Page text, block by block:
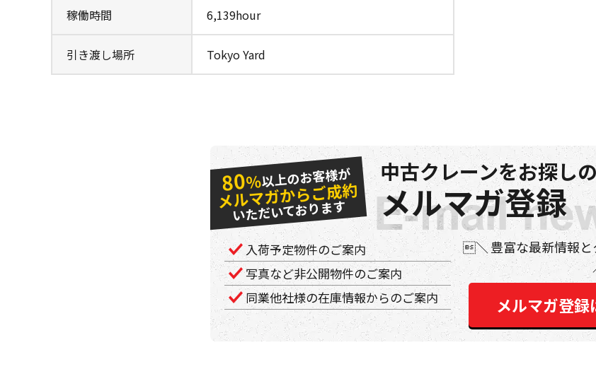
稼働時間 6,139hour
引き渡し場所 Tokyo Yard
80％以上のお客様が
メルマガからご成約
いただいております
中古クレーンをお探し
メルマガ登録
入荷予定物件のご案内
写真など非公開物件のご案内
同業他社様の在庫情報からのご案内
豊富な最新情報
メルマガ登録